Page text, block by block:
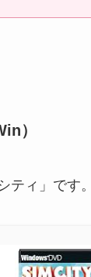
）
ティ」です。